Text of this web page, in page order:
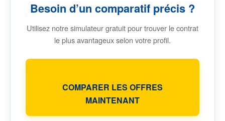
Besoin d’un comparatif précis ?
Utilisez notre simulateur gratuit pour trouver le contrat
le plus avantageux selon votre profil.
COMPARER LES OFFRES
MAINTENANT